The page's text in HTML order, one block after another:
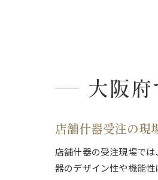
大阪
店舗什器受注の現
店舗什器の受注現場で
器のデザイン性や機能性